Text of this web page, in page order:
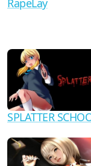
RapeLay
SPLATTER